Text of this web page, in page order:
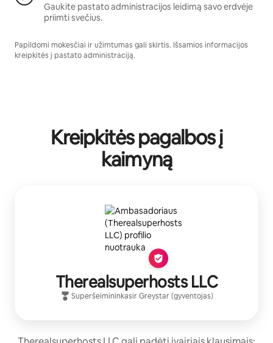
Gaukite pastato administracijos leidimą savo erdvėje
priimti svečius.
Papildomi mokesčiai ir užimtumas gali skirtis. Išsamios informacijos
kreipkitės į pastato administraciją.
Kreipkitės pagalbos į
kaimyną
Therealsuperhosts LLC
SuperšeimininkasirGreystar(gyventojas)